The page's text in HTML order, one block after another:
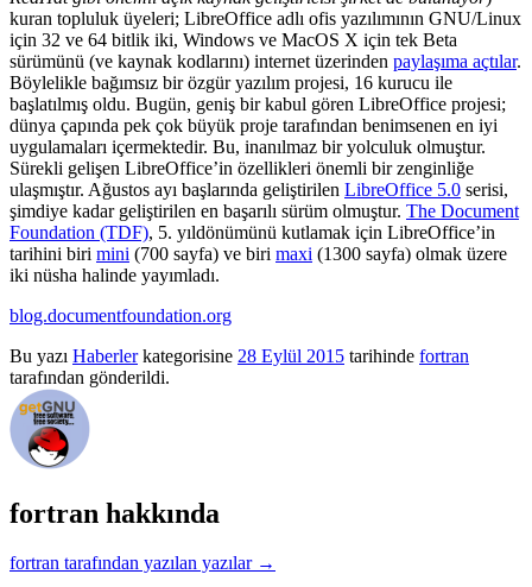
kuran topluluk üyeleri; LibreOffice adlı ofis yazılımının GNU/Linux
için 32 ve 64 bitlik iki, Windows ve MacOS X için tek Beta
sürümünü (ve kaynak kodlarını) internet üzerinden paylaşıma açtılar.
Böylelikle bağımsız bir özgür yazılım projesi, 16 kurucu ile
başlatılmış oldu. Bugün, geniş bir kabul gören LibreOffice projesi;
dünya çapında pek çok büyük proje tarafından benimsenen en iyi
uygulamaları içermektedir. Bu, inanılmaz bir yolculuk olmuştur.
Sürekli gelişen LibreOffice’in özellikleri önemli bir zenginliğe
ulaşmıştır. Ağustos ayı başlarında geliştirilen LibreOffice 5.0 serisi,
şimdiye kadar geliştirilen en başarılı sürüm olmuştur. The Document
Foundation (TDF), 5. yıldönümünü kutlamak için LibreOffice’in
tarihini biri mini (700 sayfa) ve biri maxi (1300 sayfa) olmak üzere
iki nüsha halinde yayımladı.
blog.documentfoundation.org
Bu yazı Haberlerkategorisine 28 Eylül 2015 tarihinde fortran
tarafından gönderildi.
fortran hakkında
fortran tarafından yazılan yazılar →